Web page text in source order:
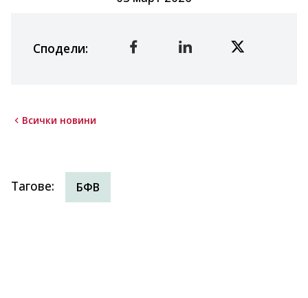
Сподели:
Всички новини
Тагове: БФВ